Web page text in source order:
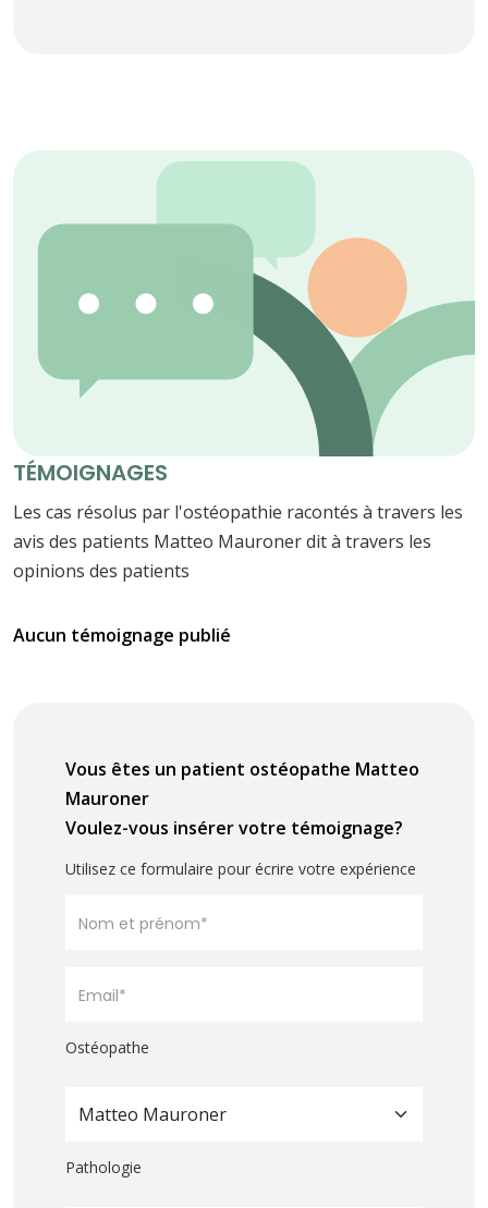
TÉMOIGNAGES
Les cas résolus par l'ostéopathie racontés à travers les
avis des patients Matteo Mauroner dit à travers les
opinions des patients
Aucun témoignage publié
Vous êtes un patient ostéopathe Matteo
Mauroner
Voulez-vous insérer votre témoignage?
Utilisez ce formulaire pour écrire votre expérience
Ostéopathe
Matteo Mauroner
Pathologie